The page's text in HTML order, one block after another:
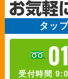
タッ
受付時間